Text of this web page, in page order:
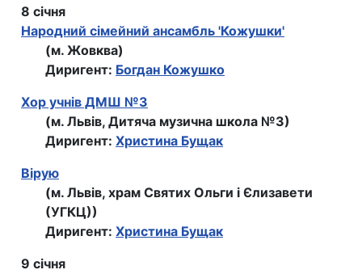
8 січня
Народний сiмейний ансамбль 'Кожушки'
(м. Жовква)
Диригент: Богдан Кожушко
Хор учнiв ДМШ №3
(м. Львів, Дитяча музична школа №3)
Диригент: Христина Бущак
Вірую
(м. Львів, храм Святих Ольги і Єлизавети
(УГКЦ))
Диригент: Христина Бущак
9 січня